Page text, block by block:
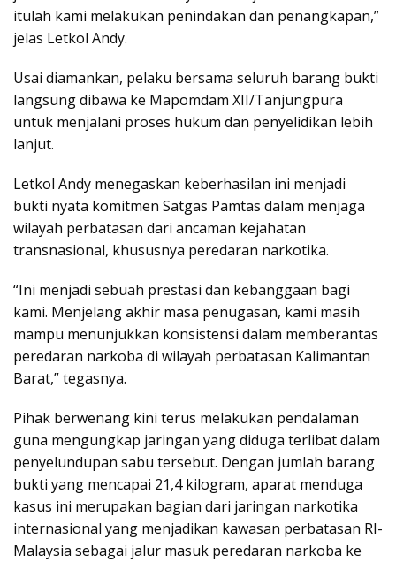
itulah kami melakukan penindakan dan penangkapan,”
jelas Letkol Andy.
Usai diamankan, pelaku bersama seluruh barang bukti
langsung dibawa ke Mapomdam XII/Tanjungpura
untuk menjalani proses hukum dan penyelidikan lebih
lanjut.
Letkol Andy menegaskan keberhasilan ini menjadi
bukti nyata komitmen Satgas Pamtas dalam menjaga
wilayah perbatasan dari ancaman kejahatan
transnasional, khususnya peredaran narkotika.
“Ini menjadi sebuah prestasi dan kebanggaan bagi
kami. Menjelang akhir masa penugasan, kami masih
mampu menunjukkan konsistensi dalam memberantas
peredaran narkoba di wilayah perbatasan Kalimantan
Barat,” tegasnya.
Pihak berwenang kini terus melakukan pendalaman
guna mengungkap jaringan yang diduga terlibat dalam
penyelundupan sabu tersebut. Dengan jumlah barang
bukti yang mencapai 21,4 kilogram, aparat menduga
kasus ini merupakan bagian dari jaringan narkotika
internasional yang menjadikan kawasan perbatasan RI-
Malaysia sebagai jalur masuk peredaran narkoba ke